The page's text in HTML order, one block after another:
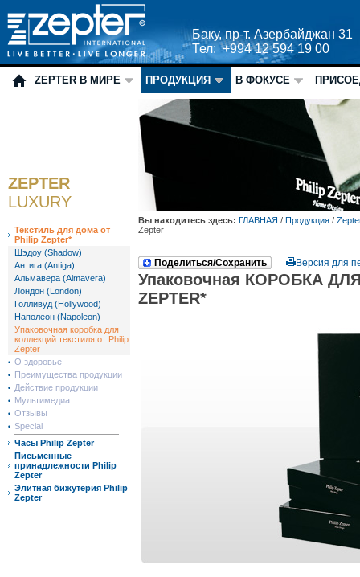
Баку, пр-т. Азербайджан 31
Тел: +994 12 594 19 00
ZEPTER В МИРЕ ПРОДУКЦИЯ В ФОКУСЕ
ZEPTER
LUXURY
Текстиль для дома от
Philip Zepter*
Шэдоу (Shadow)
Антига (Antiga)
Альмавера (Almavera)
Лондон (London)
Голливуд (Hollywood)
Наполеон (Napoleon)
Упаковочная коробка для
коллекций текстиля от Philip
Zepter
О здоровье
Преимущества продукции
Действие продукции
Мультимедиа
Отзывы
Special
Часы Philip Zepter
Письменные
принадлежности Philip
Zepter
Элитная бижутерия Philip
Zepter
Вы находитесь здесь: ГЛАВНАЯ / Продукция /
Zepter
Поделиться/Сохранить Версия для
Упаковочная КОРОБКА
ZEPTER*